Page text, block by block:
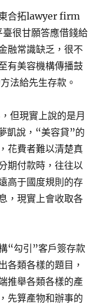
合拓lawyer firm
很甘願答應借錢給
融常識缺乏，很不
有美容機構傳播鼓
法給先生存款。
但現實上說的是月
凱說，“美容貸”的
花費者難以清楚真
期付款時，往往以
高于國度規則的存
，現實上會收取各
“勾引”客戶簽存款
各類各樣的題目，
推舉各類各樣的產
先算產物和辦事的